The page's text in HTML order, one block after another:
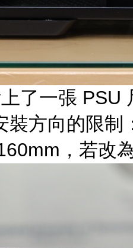
了一張 PSU
裝方向的限制
，若改